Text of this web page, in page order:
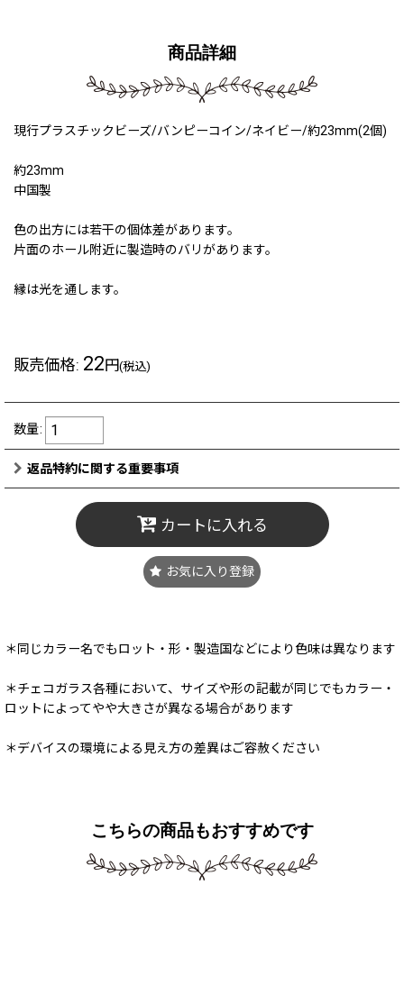
商品詳細
現行プラスチックビーズ/バンピーコイン/ネイビー/約23mm(2個)
約23mm
中国製
色の出方には若干の個体差があります。
片面のホール附近に製造時のバリがあります。
縁は光を通します。
販売価格: 22円(税込)
数量:
返品特約に関する重要事項
カートに入れる
お気に入り登録
＊同じカラー名でもロット・形・製造国などにより色味は異なります
＊チェコガラス各種において、サイズや形の記載が同じでもカラー・
ロットによってやや大きさが異なる場合があります
＊デバイスの環境による見え方の差異はご容赦ください
こちらの商品もおすすめです